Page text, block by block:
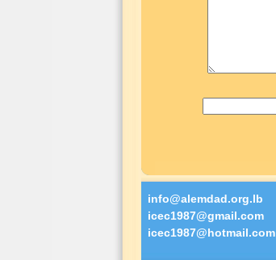
info@alemdad.org.lb
icec1987@gmail.com
icec1987@hotmail.com